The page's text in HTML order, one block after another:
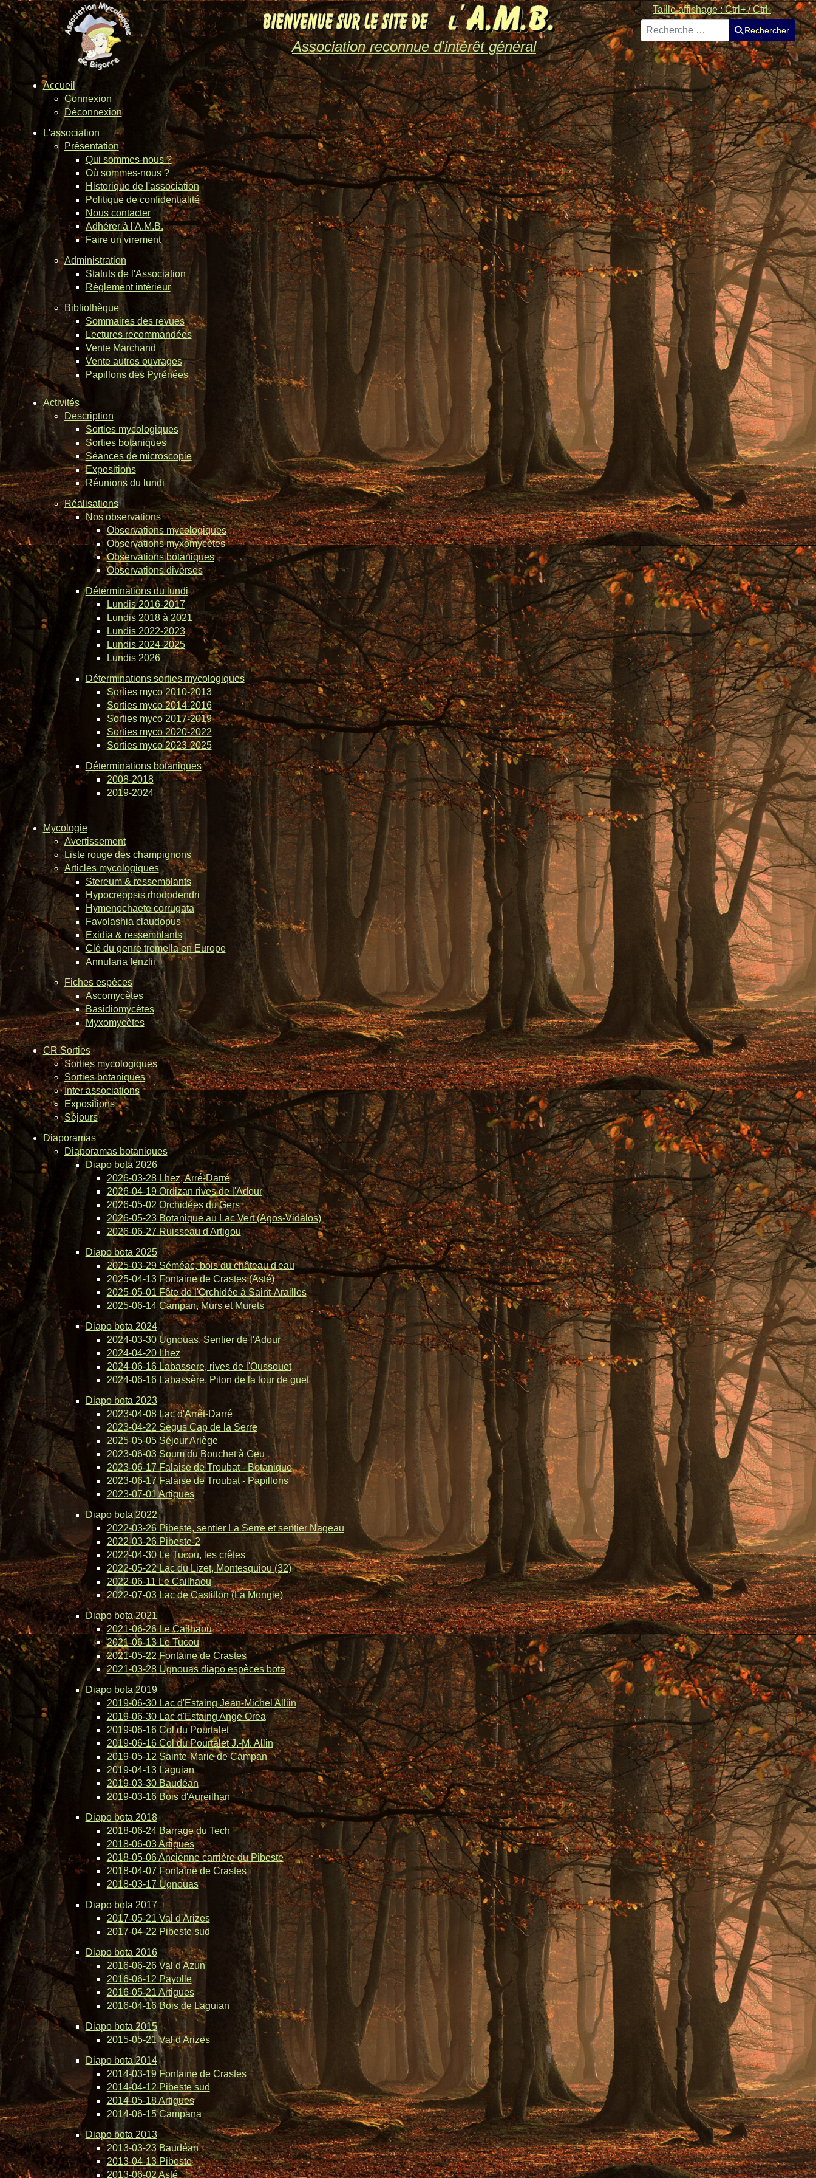
Association reconnue d'intérêt général
Taille affichage : Ctrl+ / Ctrl-
Rechercher
Rechercher
Accueil
Connexion
Déconnexion
L'association
Présentation
Qui sommes-nous ?
Où sommes-nous ?
Historique de l'association
Politique de confidentialité
Nous contacter
Adhérer à l'A.M.B.
Faire un virement
Administration
Statuts de l'Association
Règlement intérieur
Bibliothèque
Sommaires des revues
Lectures recommandées
Vente Marchand
Vente autres ouvrages
Papillons des Pyrénées
Activités
Description
Sorties mycologiques
Sorties botaniques
Séances de microscopie
Expositions
Réunions du lundi
Réalisations
Nos observations
Observations mycologiques
Observations myxomycètes
Observations botaniques
Observations diverses
Déterminations du lundi
Lundis 2016-2017
Lundis 2018 à 2021
Lundis 2022-2023
Lundis 2024-2025
Lundis 2026
Déterminations sorties mycologiques
Sorties myco 2010-2013
Sorties myco 2014-2016
Sorties myco 2017-2019
Sorties myco 2020-2022
Sorties myco 2023-2025
Déterminations botaniques
2008-2018
2019-2024
Mycologie
Avertissement
Liste rouge des champignons
Articles mycologiques
Stereum & ressemblants
Hypocreopsis rhododendri
Hymenochaete corrugata
Favolashia claudopus
Exidia & ressemblants
Clé du genre tremella en Europe
Annularia fenzlii
Fiches espèces
Ascomycètes
Basidiomycètes
Myxomycètes
CR Sorties
Sorties mycologiques
Sorties botaniques
Inter associations
Expositions
Séjours
Diaporamas
Diaporamas botaniques
Diapo bota 2026
2026-03-28 Lhez, Arré-Darré
2026-04-19 Ordizan rives de l'Adour
2026-05-02 Orchidées du Gers
2026-05-23 Botanique au Lac Vert (Agos-Vidalos)
2026-06-27 Ruisseau d'Artigou
Diapo bota 2025
2025-03-29 Séméac, bois du château d'eau
2025-04-13 Fontaine de Crastes (Asté)
2025-05-01 Fête de l'Orchidée à Saint-Arailles
2025-06-14 Campan, Murs et Murets
Diapo bota 2024
2024-03-30 Ugnouas, Sentier de l'Adour
2024-04-20 Lhez
2024-06-16 Labassere, rives de l'Oussouet
2024-06-16 Labassère, Piton de la tour de guet
Diapo bota 2023
2023-04-08 Lac d'Arrêt-Darré
2023-04-22 Segus Cap de la Serre
2025-05-05 Séjour Ariège
2023-06-03 Soum du Bouchet à Geu
2023-06-17 Falaise de Troubat - Botanique
2023-06-17 Falaise de Troubat - Papillons
2023-07-01 Artigues
Diapo bota 2022
2022-03-26 Pibeste, sentier La Serre et sentier Nageau
2022-03-26 Pibeste-2
2022-04-30 Le Tucou, les crêtes
2022-05-22 Lac du Lizet, Montesquiou (32)
2022-06-11 Le Cailhaou
2022-07-03 Lac de Castillon (La Mongie)
Diapo bota 2021
2021-06-26 Le Cailhaou
2021-06-13 Le Tucou
2021-05-22 Fontaine de Crastes
2021-03-28 Ugnouas diapo espèces bota
Diapo bota 2019
2019-06-30 Lac d'Estaing Jean-Michel Alliin
2019-06-30 Lac d'Estaing Ange Orea
2019-06-16 Col du Pourtalet
2019-06-16 Col du Pourtalet J.-M. Allin
2019-05-12 Sainte-Marie de Campan
2019-04-13 Laguian
2019-03-30 Baudéan
2019-03-16 Bois d'Aureilhan
Diapo bota 2018
2018-06-24 Barrage du Tech
2018-06-03 Artigues
2018-05-06 Ancienne carrière du Pibeste
2018-04-07 Fontaine de Crastes
2018-03-17 Ugnouas
Diapo bota 2017
2017-05-21 Val d'Arizes
2017-04-22 Pibeste sud
Diapo bota 2016
2016-06-26 Val d'Azun
2016-06-12 Payolle
2016-05-21 Artigues
2016-04-16 Bois de Laguian
Diapo bota 2015
2015-05-21 Val d'Arizes
Diapo bota 2014
2014-03-19 Fontaine de Crastes
2014-04-12 Pibeste sud
2014-05-18 Artigues
2014-06-15 Campana
Diapo bota 2013
2013-03-23 Baudéan
2013-04-13 Pibeste
2013-06-02 Asté